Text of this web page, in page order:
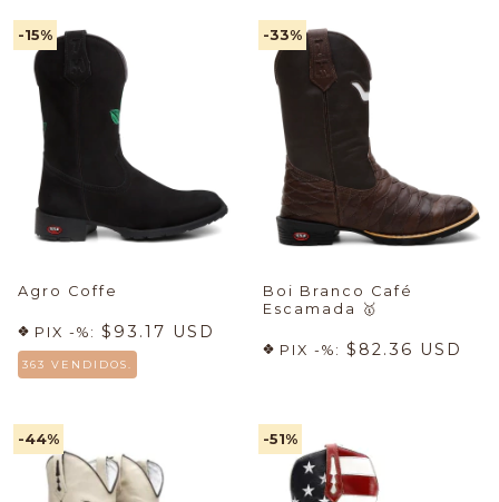
-15%
Agro Coffe
PIX -%: $93.17 USD
363 VENDIDOS.
-33%
Boi Branco Café
Escamada
🥇
PIX -%: $82.36 USD
-44% -51%